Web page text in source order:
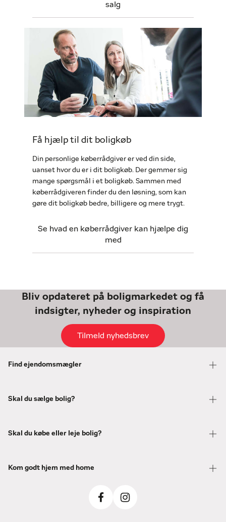
salg
Få hjælp til dit boligkøb
Din personlige køberrådgiver er ved din side,
uanset hvor du er i dit boligkøb. Der gemmer sig
mange spørgsmål i et boligkøb. Sammen med
køberrådgiveren finder du den løsning, som kan
gøre dit boligkøb bedre, billigere og mere trygt.
Se hvad en køberrådgiver kan hjælpe dig
med
Bliv opdateret på boligmarkedet og få
indsigter, nyheder og inspiration
Tilmeld nyhedsbrev
Find ejendomsmægler
Skal du sælge bolig?
Skal du købe eller leje bolig?
Kom godt hjem med home